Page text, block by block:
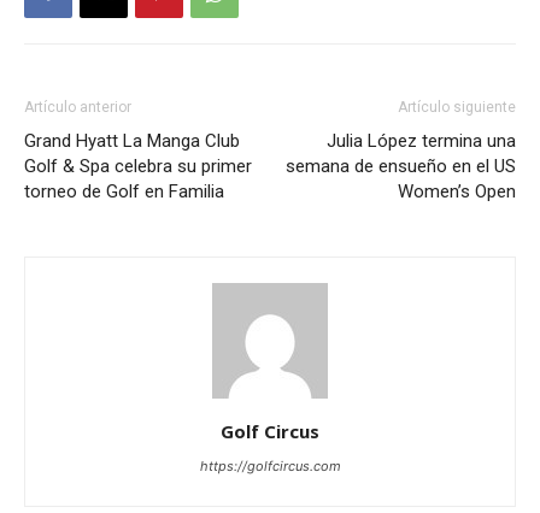
Artículo anterior
Grand Hyatt La Manga Club
Golf & Spa celebra su primer
torneo de Golf en Familia
Artículo siguiente
Julia López termina una
semana de ensueño en el US
Women’s Open
Golf Circus
https://golfcircus.com